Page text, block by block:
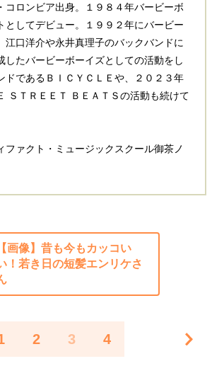
コロンビア出身。１９８４年バービーボ
としてデビュー。１９９２年にバービー
江口洋介や永井真理子のバックバンドに
したバービーボーイズとしての活動をし
ドであるＢＩＣＹＣＬＥや、２０２３年
ＳＴＲＥＥＴ ＢＥＡＴＳの活動も続けて
ファクト・ミュージックスクール御茶ノ
【画像】昔も今もカッコい
！若き日の短髪エンリケさ
2 3 4